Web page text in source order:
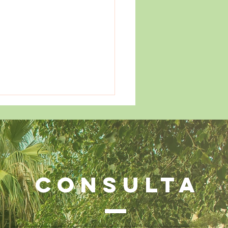
alumnos de 2º
conquistan Francia
🇫🇷✈️
CONSULTA